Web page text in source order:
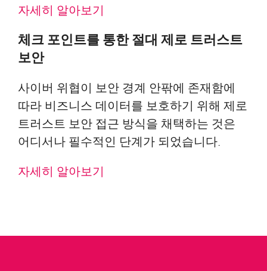
자세히 알아보기
체크 포인트를 통한 절대 제로 트러스트
보안
사이버 위협이 보안 경계 안팎에 존재함에
따라 비즈니스 데이터를 보호하기 위해 제로
트러스트 보안 접근 방식을 채택하는 것은
어디서나 필수적인 단계가 되었습니다.
자세히 알아보기